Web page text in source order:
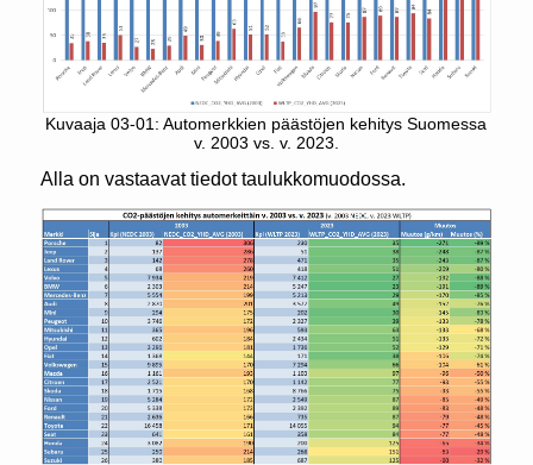
Kuvaaja 03-01: Automerkkien päästöjen kehitys Suomessa
v. 2003 vs. v. 2023.
Alla on vastaavat tiedot taulukkomuodossa.